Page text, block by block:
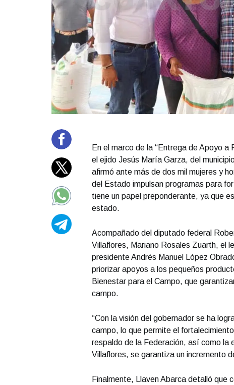
En el marco de la “Entrega de Apoyo
el ejido Jesús María Garza, del
afirmó ante más de dos mil mujeres y
del Estado impulsan programas para
tiene un papel preponderante, ya que
estado.
Acompañado del diputado federal
Villaflores, Mariano Rosales Zuarth, el
presidente Andrés Manuel López
priorizar apoyos a los pequeños
Bienestar para el Campo, que
campo.
“Con la visión del gobernador se ha
campo, lo que permite el
respaldo de la Federación, así como
Villaflores, se garantiza un incremento
Finalmente, Llaven Abarca detalló que